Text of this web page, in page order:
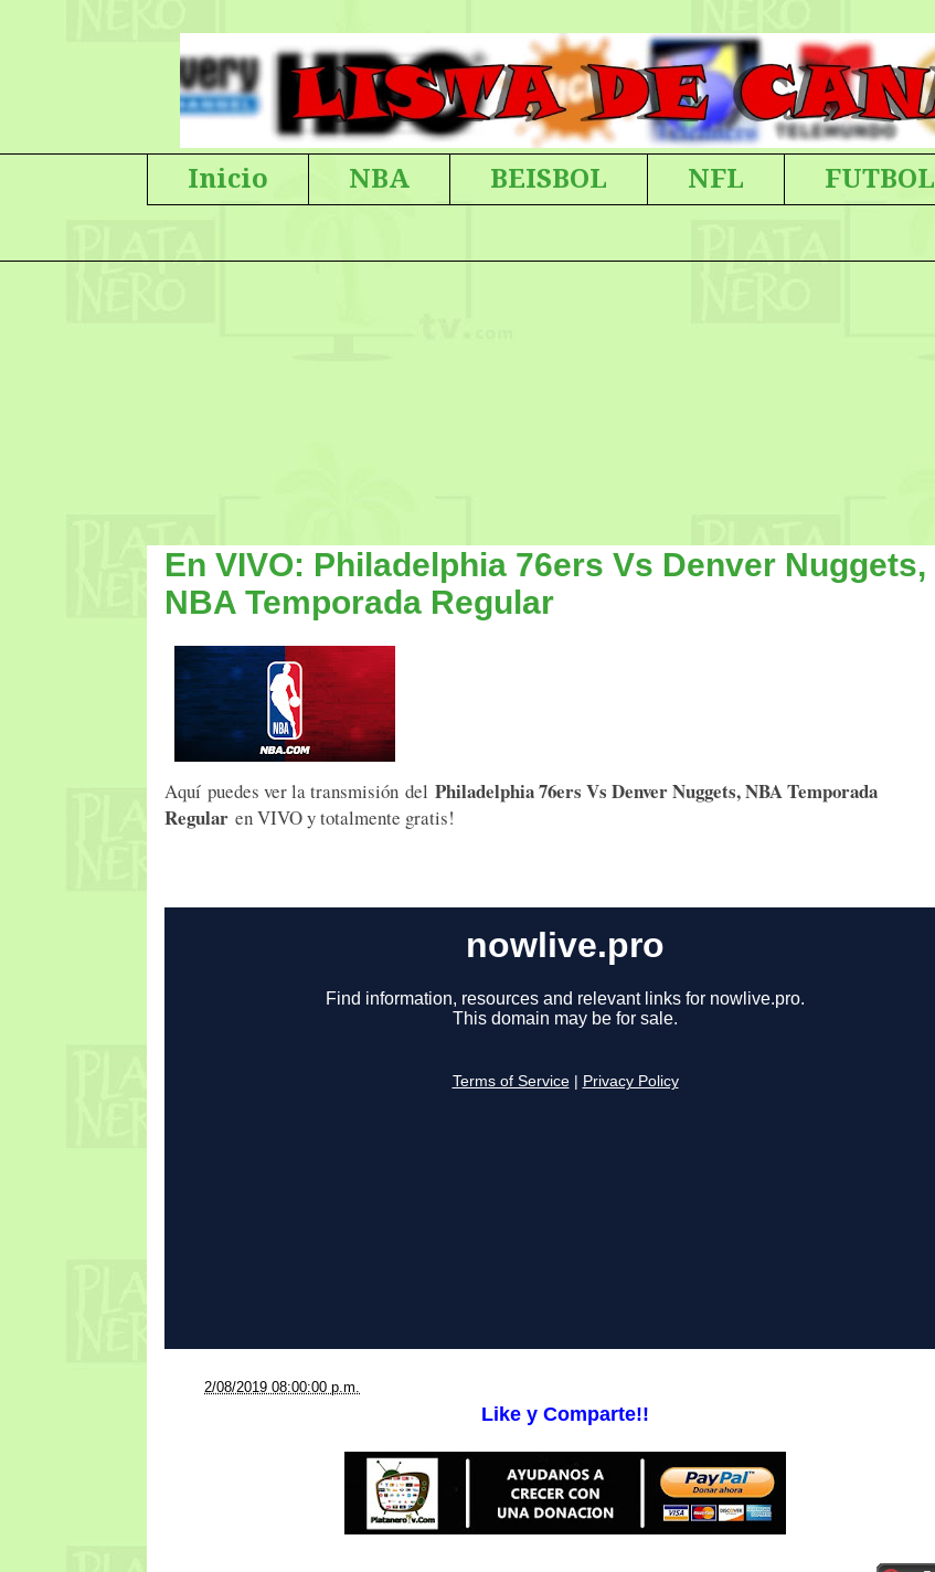
Inicio NBA BEISBOL NFL FUTBOL
En VIVO: Philadelphia 76ers Vs Denver Nuggets,
NBA Temporada Regular
Aquí puedes ver la transmisión del Philadelphia 76ers Vs Denver Nuggets, NBA Temporada
Regular en VIVO y totalmente gratis!
2/08/2019 08:00:00 p.m.
Like y Comparte!!